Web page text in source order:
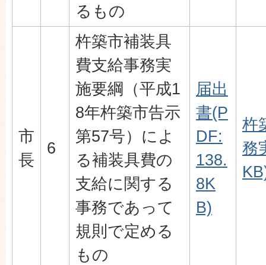
るもの
市
長
6
杵築市補装具
費支給事務実
施要綱（平成1
8年杵築市告示
第57号）によ
る補装具費の
支給に関する
事務であって
規則で定める
もの
届出
書(P
DF:
138.
8K
B)
杵
務